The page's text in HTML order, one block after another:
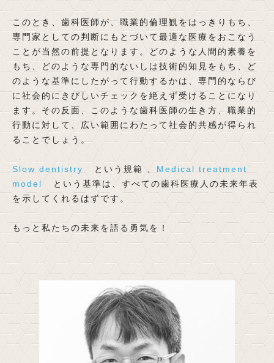
このとき、歯科医師が、職業的倫理観をはっきりもち、
専門家としての判断にもとづいて最適な医療をおこなう
ことが当然の前提となります。どのような人間的素養を
もち、どのような専門的ないしは技術的知見をもち、ど
のような基準にしたがって行動するかは、専門的ならび
に社会的にきびしいチェックを絶えず受けることになり
ます。その反面、このような歯科医師の生き方、職業的
行動に対して、広い範囲にわたって社会的共感が得られ
ることでしょう。
Slow dentistry という規範 、 Medical treatment
model
という基準は、すべての歯科医療人の未来年表
を示してくれるはずです。
もっと私たちの未来を語る勇気を！